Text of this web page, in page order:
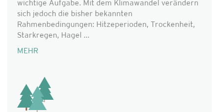
wichtige Aufgabe. Mit dem Klimawandel verändern
sich jedoch die bisher bekannten
Rahmenbedingungen: Hitzeperioden, Trockenheit,
Starkregen, Hagel ...
MEHR